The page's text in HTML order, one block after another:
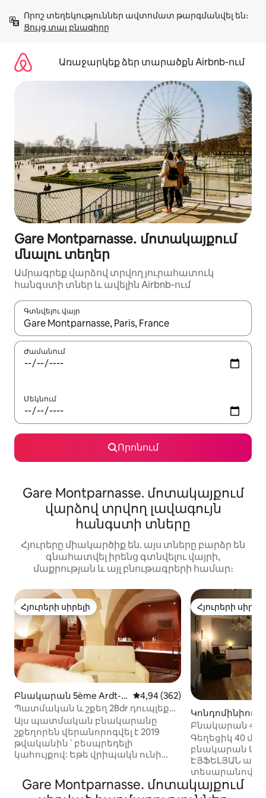
բովանդակությանը
Ցույց տալ բնագիրը
Առաջարկեք ձեր տարածքն Airbnb-ում
Gare Montparnasse․ մոտակայքում
մնալու տեղեր
Ամրագրեք վարձով տրվող յուրահատուկ
հանգստի տներ և ավելին Airbnb-ում
Գտնվելու վայր
Երբ արդյունքները հասանելի լինեն, սլաքների
Ժամանում
Մեկնում
Որոնում
Gare Montparnasse. մոտակայքում
վարձով տրվող լավագույն
հանգստի տները
Հյուրերը միակարծիք են. այս տները բարձր են
գնահատվել իրենց գտնվելու վայրի,
մաքրության և այլ բնութագրերի համար։
Հյուրերի սիրելի
Հյուրերի սիրելի
Բնակարան 5ème Ardt-ո
ւմ
Միջին վարկանիշը՝ 5-ից
4,94 (362)
Պատմական և շքեղ 2Bdr դուպլեքս ՝
Փարիզի Աստվածամոր տաճար
Այս պատմական բնակարանը
շքեղորեն վերանորոգվել է 2019
թվականին ՝ բեսպրեդելի
կահույքով: Եթե վրիպակն ունի
պատմություն, ապա այն մինչ այդ
հայտնի նախկին վարչապետի,
Հյուրերի
Հյուրերի
Կոնդոմինիում
ndissement-ում
Բնակարան 40 մ2 մակերեսով
Նյուֆ
աշտարակի
Գեղեցիկ 40 մ2
բնակարան
ԷՅՖԵԼՅԱՆ
տեսարանով
կողմից
Reved բնակարան
Gare Montparnasse․ մոտակայքում